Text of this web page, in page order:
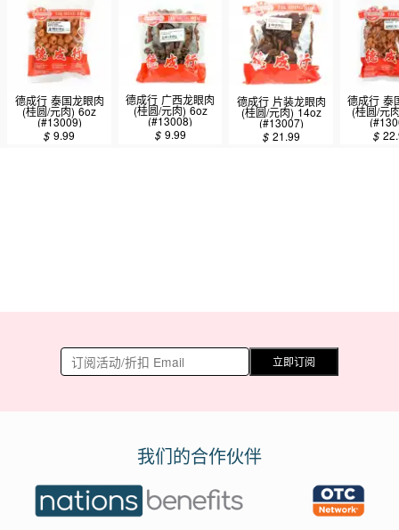
德成行 泰国龙眼肉
(桂圆/元肉) 6oz
(#13009)
$9.99
德成行 广西龙眼肉
(桂圆/元肉) 6oz
(#13008)
$ 9.99
德成行 片装龙眼肉
(桂圆/元肉) 14oz
(#13007)
$ 21.99
德成行 泰
(桂圆/元
$
立即订阅
我们的合作伙伴